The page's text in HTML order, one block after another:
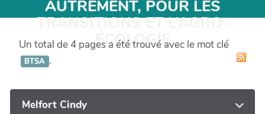
AUTREMENT, POUR LES
TRANSITIONS ET L’AGRO-
ÉCOLOGIE
Un total de 4 pages a été trouvé avec le mot clé
BTSA .
Melfort Cindy